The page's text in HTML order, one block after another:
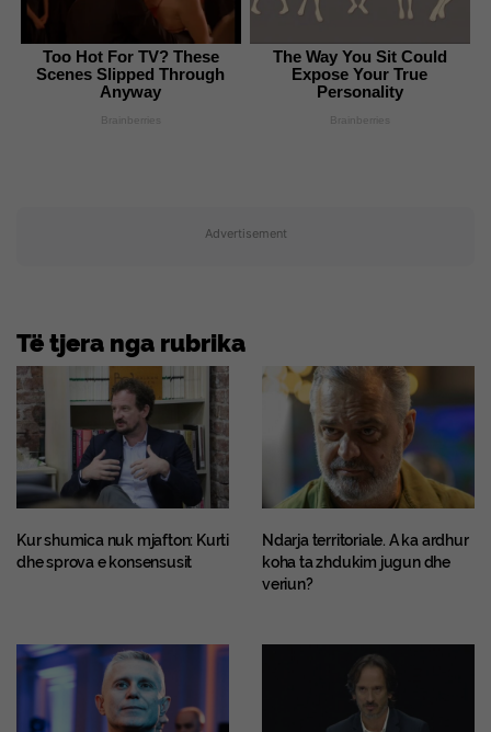
Too Hot For TV? These
Scenes Slipped Through
Anyway
Brainberries
The Way You Sit Could
Expose Your True
Personality
Brainberries
Advertisement
Të tjera nga rubrika
Kur shumica nuk mjafton: Kurti
dhe sprova e konsensusit
Ndarja territoriale. A ka ardhur
koha ta zhdukim jugun dhe
veriun?